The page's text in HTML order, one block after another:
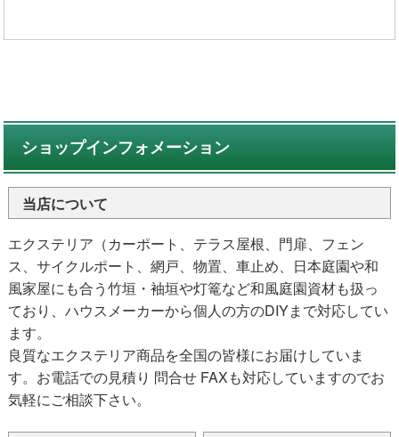
ショップインフォメーション
当店について
エクステリア（カーポート、テラス屋根、門扉、フェン
ス、サイクルポート、網戸、物置、車止め、日本庭園や和
風家屋にも合う竹垣・袖垣や灯篭など和風庭園資材も扱っ
ており、ハウスメーカーから個人の方のDIYまで対応してい
ます。
良質なエクステリア商品を全国の皆様にお届けしていま
す。お電話での見積り 問合せ FAXも対応していますのでお
気軽にご相談下さい。